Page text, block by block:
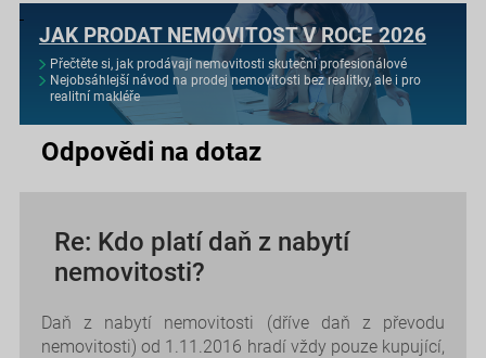
JAK PRODAT NEMOVITOST V ROCE 2026
Přečtěte si, jak prodávají nemovitosti skuteční profesionálové
Nejobsáhlejší návod na prodej nemovitosti bez realitky, ale i pro
realitní makléře
Odpovědi na dotaz
Re: Kdo platí daň z nabytí
nemovitosti?
Daň z nabytí nemovitosti (dříve daň z převodu
nemovitosti) od 1.11.2016 hradí vždy pouze kupující,